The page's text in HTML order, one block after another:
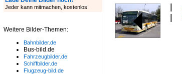
Jeder kann mitmachen, kostenlos!
Weitere Bilder-Themen:
Bahnbilder.de
Bus-bild.de
Fahrzeugbilder.de
Schiffbilder.de
Flugzeug-bild.de